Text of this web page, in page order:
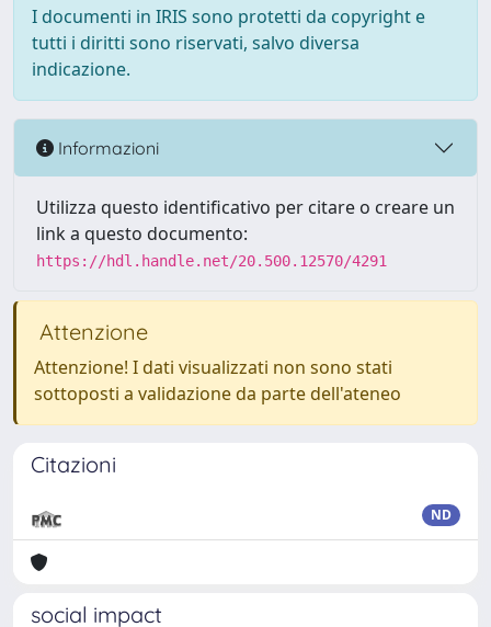
I documenti in IRIS sono protetti da copyright e
tutti i diritti sono riservati, salvo diversa
indicazione.
Informazioni
Utilizza questo identificativo per citare o creare un
link a questo documento:
https://hdl.handle.net/20.500.12570/4291
Attenzione
Attenzione! I dati visualizzati non sono stati
sottoposti a validazione da parte dell'ateneo
Citazioni
ND
social impact